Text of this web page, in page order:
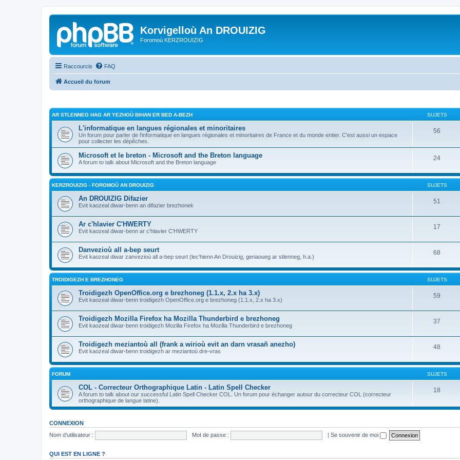
Korvigelloù An DROUIZIG
Foromoù KERZROUIZIG
Raccourcis FAQ
Accueil du forum
AR STLENNEG HAG AR YEZHOÙ BIHAN ER BED A-BEZH SUJETS
L'informatique en langues régionales et minoritaires
Un forum pour parler de l'informatique en langues régionales et minoritaires de France et du monde entier. C'est aussi un espace
pour collecter les dépêches.
56
Microsoft et le breton - Microsoft and the Breton language
A forum to talk about Microsoft and the Breton language
24
KERZROUIZIG - FOROMOÙ AN DROUIZIG SUJETS
An DROUIZIG Difazier
Evit kaozeal diwar-benn an difazier brezhonek
51
Ar c'hlavier C'HWERTY
Evit kaozeal diwar-benn ar c'hlavier C'HWERTY
17
Danvezioù all a-bep seurt
Evit kaozeal diwar zanvezioù all a-bep seurt (lec'hienn An Drouizig, geriaoueg ar stlenneg, h.a.)
68
TROIDIGEZH E BREZHONEG SUJETS
Troidigezh OpenOffice.org e brezhoneg (1.1.x, 2.x ha 3.x)
Evit kaozeal diwar-benn troidigezh OpenOffice.org e brezhoneg (1.1.x, 2.x ha 3.x)
59
Troidigezh Mozilla Firefox ha Mozilla Thunderbird e brezhoneg
Evit kaozeal diwar-benn troidigezh Mozilla Firefox ha Mozilla Thunderbird e brezhoneg
37
Troidigezh meziantoù all (frank a wirioù evit an darn vrasañ anezho)
Evit kaozeal diwar-benn troidigezh ar meziantoù dre-vras
48
FORUM SUJETS
COL - Correcteur Orthographique Latin - Latin Spell Checker
A forum to talk about our successful Latin Spell Checker COL. Un forum pour échanger autour du correcteur COL (correcteur
orthographique de langue latine).
18
CONNEXION
Nom d’utilisateur :
Mot de passe : | Se souvenir de moi
QUI EST EN LIGNE ?